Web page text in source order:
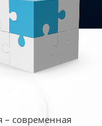
современная